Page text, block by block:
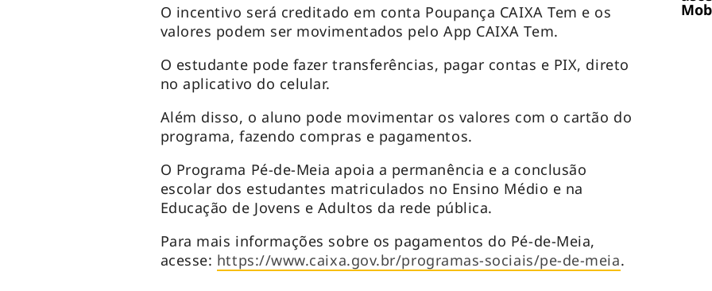
O incentivo será creditado em conta Poupança CAIXA Tem e os
valores podem ser movimentados pelo App CAIXA Tem.
O estudante pode fazer transferências, pagar contas e PIX, direto
no aplicativo do celular.
Além disso, o aluno pode movimentar os valores com o cartão do
programa, fazendo compras e pagamentos.
O Programa Pé-de-Meia apoia a permanência e a conclusão
escolar dos estudantes matriculados no Ensino Médio e na
Educação de Jovens e Adultos da rede pública.
Para mais informações sobre os pagamentos do Pé-de-Meia,
acesse: https://www.caixa.gov.br/programas-sociais/pe-de-meia.